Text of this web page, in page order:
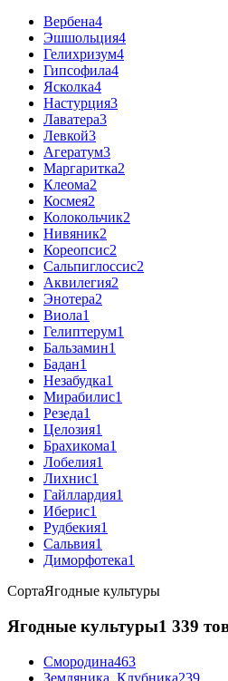
Вербена4
Эшшольция4
Гелихризум4
Гипсофила4
Ясколка4
Настурция3
Лаватера3
Левкой3
Агератум3
Маргаритка2
Клеома2
Космея2
Колокольчик2
Нивяник2
Кореопсис2
Сальпиглоссис2
Аквилегия2
Энотера2
Виола1
Гелиптерум1
Бальзамин1
Бадан1
Незабудка1
Мирабилис1
Резеда1
Целозия1
Брахикома1
Лобелия1
Лихнис1
Гайллардия1
Иберис1
Рудбекия1
Сальвия1
Диморфотека1
СортаЯгодные культуры
Ягодные культуры1 339
Смородина463
Земляника, Клубника239